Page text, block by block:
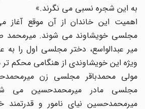
به این شجره نسبی می نگرند.»
اهمیت این خاندان از آن موقع آغاز
مجلسی خویشاوند می شوند. میرمحمد
میر عبدالواسع، دختر مجلسی اول را به
ویژه این خویشاوندی از هنگامی محکم تر
مولی محمدباقر مجلسی زن
مجلسی مادر میرمحمدحسین می
میرمحمدحسین نیای نامور و قدرتمند